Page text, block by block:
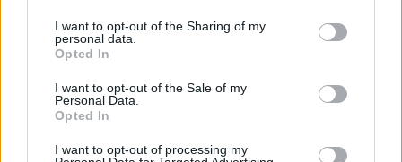
I want to opt-out of the Sharing of my
personal data.
Opted In
I want to opt-out of the Sale of my
Personal Data.
Opted In
I want to opt-out of processing my